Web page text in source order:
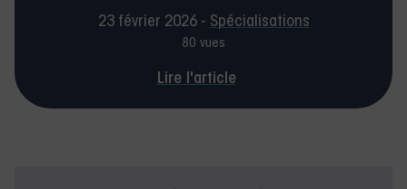
en libéral
23 février 2026 - Spécialisations
80 vues
Lire l'article